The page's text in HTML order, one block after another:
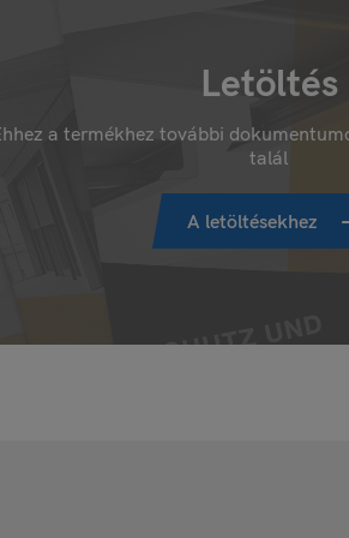
Letöltés
a termékhez további
talál
A letöltésekhez